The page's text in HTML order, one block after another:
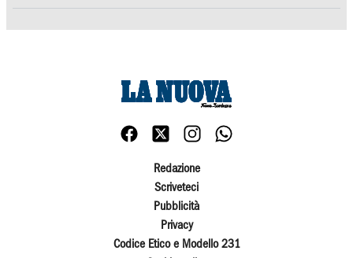
Redazione
Scriveteci
Pubblicità
Privacy
Codice Etico e Modello 231